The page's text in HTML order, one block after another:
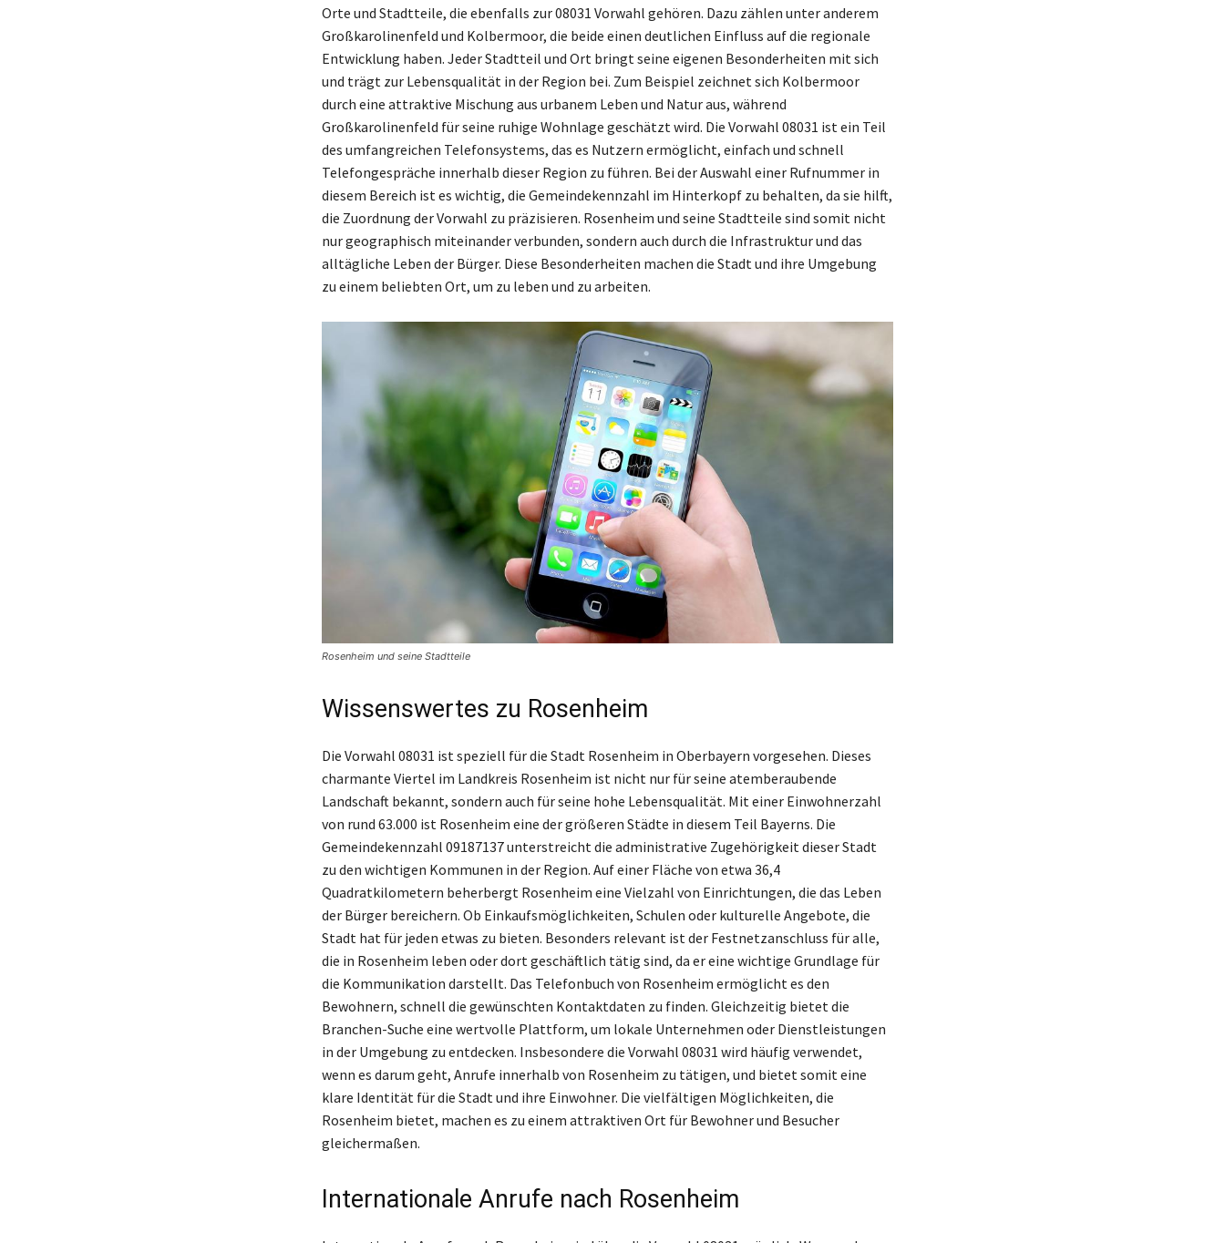
Orte und Stadtteile, die ebenfalls zur 08031 Vorwahl gehören. Dazu zählen unter anderem
Großkarolinenfeld und Kolbermoor, die beide einen deutlichen Einfluss auf die regionale
Entwicklung haben. Jeder Stadtteil und Ort bringt seine eigenen Besonderheiten mit sich
und trägt zur Lebensqualität in der Region bei. Zum Beispiel zeichnet sich Kolbermoor
durch eine attraktive Mischung aus urbanem Leben und Natur aus, während
Großkarolinenfeld für seine ruhige Wohnlage geschätzt wird. Die Vorwahl 08031 ist ein Teil
des umfangreichen Telefonsystems, das es Nutzern ermöglicht, einfach und schnell
Telefongespräche innerhalb dieser Region zu führen. Bei der Auswahl einer Rufnummer in
diesem Bereich ist es wichtig, die Gemeindekennzahl im Hinterkopf zu behalten, da sie hilft,
die Zuordnung der Vorwahl zu präzisieren. Rosenheim und seine Stadtteile sind somit nicht
nur geographisch miteinander verbunden, sondern auch durch die Infrastruktur und das
alltägliche Leben der Bürger. Diese Besonderheiten machen die Stadt und ihre Umgebung
zu einem beliebten Ort, um zu leben und zu arbeiten.
Rosenheim und seine Stadtteile
Wissenswertes zu Rosenheim
Die Vorwahl 08031 ist speziell für die Stadt Rosenheim in Oberbayern vorgesehen. Dieses
charmante Viertel im Landkreis Rosenheim ist nicht nur für seine atemberaubende
Landschaft bekannt, sondern auch für seine hohe Lebensqualität. Mit einer Einwohnerzahl
von rund 63.000 ist Rosenheim eine der größeren Städte in diesem Teil Bayerns. Die
Gemeindekennzahl 09187137 unterstreicht die administrative Zugehörigkeit dieser Stadt
zu den wichtigen Kommunen in der Region. Auf einer Fläche von etwa 36,4
Quadratkilometern beherbergt Rosenheim eine Vielzahl von Einrichtungen, die das Leben
der Bürger bereichern. Ob Einkaufsmöglichkeiten, Schulen oder kulturelle Angebote, die
Stadt hat für jeden etwas zu bieten. Besonders relevant ist der Festnetzanschluss für alle,
die in Rosenheim leben oder dort geschäftlich tätig sind, da er eine wichtige Grundlage für
die Kommunikation darstellt. Das Telefonbuch von Rosenheim ermöglicht es den
Bewohnern, schnell die gewünschten Kontaktdaten zu finden. Gleichzeitig bietet die
Branchen-Suche eine wertvolle Plattform, um lokale Unternehmen oder Dienstleistungen
in der Umgebung zu entdecken. Insbesondere die Vorwahl 08031 wird häufig verwendet,
wenn es darum geht, Anrufe innerhalb von Rosenheim zu tätigen, und bietet somit eine
klare Identität für die Stadt und ihre Einwohner. Die vielfältigen Möglichkeiten, die
Rosenheim bietet, machen es zu einem attraktiven Ort für Bewohner und Besucher
gleichermaßen.
Internationale Anrufe nach Rosenheim